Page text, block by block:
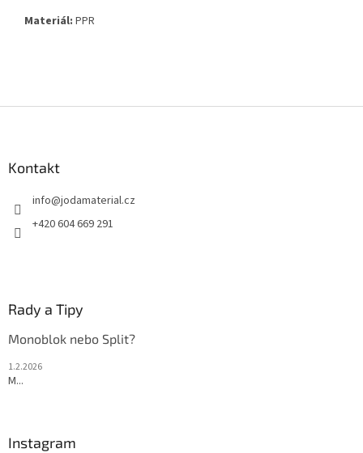
Materiál: PPR
Kontakt
info@jodamaterial.cz
+420 604 669 291
Rady a Tipy
Monoblok nebo Split?
1.2.2026
M...
Instagram